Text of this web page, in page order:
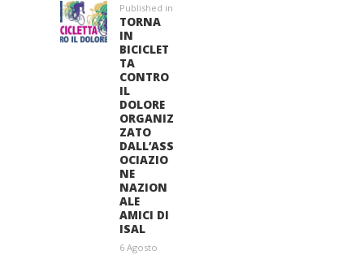
Published in
TORNA
IN
BICICLET
TA
CONTRO
IL
DOLORE
ORGANIZ
ZATO
DALL’ASS
OCIAZIO
NE
NAZION
ALE
AMICI DI
ISAL
6 Agosto